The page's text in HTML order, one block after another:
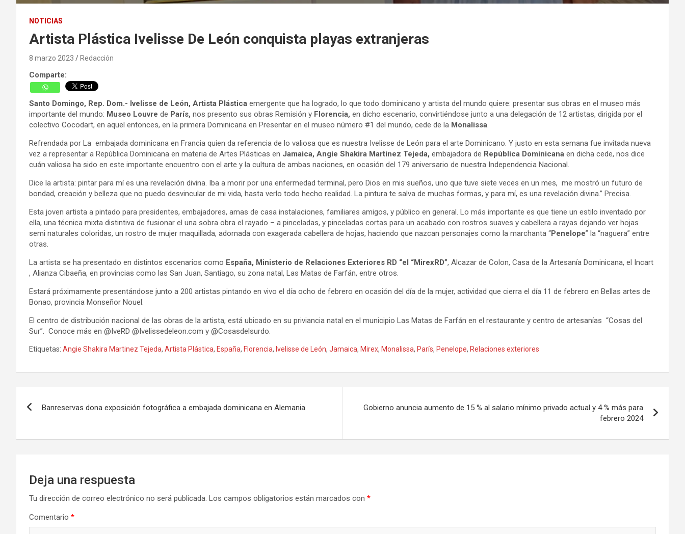
NOTICIAS
Artista Plástica Ivelisse De León conquista playas extranjeras
8 marzo 2023 Redacción
Comparte:
Santo Domingo, Rep. Dom.- Ivelisse de León, Artista Plástica emergente que ha logrado, lo que todo dominicano y artista del mundo quiere: presentar sus obras en el museo más
importante del mundo: Museo Louvre de París, nos presento sus obras Remisión y Florencia, en dicho escenario, convirtiéndose junto a una delegación de 12 artistas, dirigida por el
colectivo Cocodart, en aquel entonces, en la primera Dominicana en Presentar en el museo número #1 del mundo, cede de la Monalissa.
Refrendada por La embajada dominicana en Francia quien da referencia de lo valiosa que es nuestra Ivelisse de León para el arte Dominicano. Y justo en esta semana fue invitada nueva
vez a representar a República Dominicana en materia de Artes Plásticas en Jamaica, Angie Shakira Martinez Tejeda, embajadora de República Dominicana en dicha cede, nos dice
cuán valiosa ha sido en este importante encuentro con el arte y la cultura de ambas naciones, en ocasión del 179 aniversario de nuestra Independencia Nacional.
Dice la artista: pintar para mí es una revelación divina. Iba a morir por una enfermedad terminal, pero Dios en mis sueños, uno que tuve siete veces en un mes, me mostró un futuro de
bondad, creación y belleza que no puedo desvincular de mi vida, hasta verlo todo hecho realidad. La pintura te salva de muchas formas, y para mí, es una revelación divina.” Precisa.
Esta joven artista a pintado para presidentes, embajadores, amas de casa instalaciones, familiares amigos, y público en general. Lo más importante es que tiene un estilo inventado por
ella, una técnica mixta distintiva de fusionar el una sobra obra el rayado – a pinceladas, y pinceladas cortas para un acabado con rostros suaves y cabellera a rayas dejando ver hojas
semi naturales coloridas, un rostro de mujer maquillada, adornada con exagerada cabellera de hojas, haciendo que nazcan personajes como la marchanta “Penelope” la “naguera” entre
otras.
La artista se ha presentado en distintos escenarios como España, Ministerio de Relaciones Exteriores RD “el “MirexRD”, Alcazar de Colon, Casa de la Artesanía Dominicana, el Incart
, Alianza Cibaeña, en provincias como las San Juan, Santiago, su zona natal, Las Matas de Farfán, entre otros.
Estará próximamente presentándose junto a 200 artistas pintando en vivo el día ocho de febrero en ocasión del día de la mujer, actividad que cierra el día 11 de febrero en Bellas artes de
Bonao, provincia Monseñor Nouel.
El centro de distribución nacional de las obras de la artista, está ubicado en su priviancia natal en el municipio Las Matas de Farfán en el restaurante y centro de artesanías “Cosas del
Sur”. Conoce más en @IveRD @Ivelissedeleon.com y @Cosasdelsurdo.
Etiquetas: Angie Shakira Martinez Tejeda, Artista Plástica, España, Florencia, Ivelisse de León, Jamaica, Mirex, Monalissa, París, Penelope, Relaciones exteriores
entradas
Banreservas dona exposición fotográfica a embajada dominicana en Alemania
Gobierno anuncia aumento de 15 % al salario mínimo privado actual y 4 % más para
febrero 2024
Deja una respuesta
Tu dirección de correo electrónico no será publicada. Los campos obligatorios están marcados con *
Comentario *